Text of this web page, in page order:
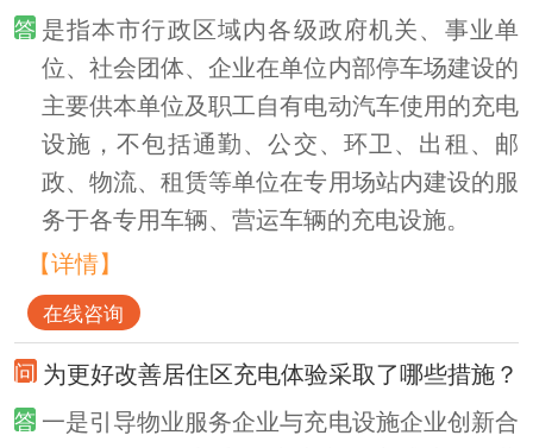
是指本市行政区域内各级政府机关、事业单
位、社会团体、企业在单位内部停车场建设的
主要供本单位及职工自有电动汽车使用的充电
设施，不包括通勤、公交、环卫、出租、邮
政、物流、租赁等单位在专用场站内建设的服
务于各专用车辆、营运车辆的充电设施。
【详情】
在线咨询
为更好改善居住区充电体验采取了哪些措施？
一是引导物业服务企业与充电设施企业创新合